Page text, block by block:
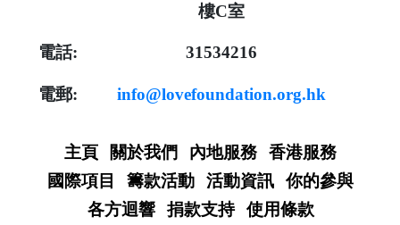
樓C室
電話: 31534216
電郵: info@lovefoundation.org.hk
主頁 關於我們 內地服務
香港服務
國際項目
籌款活動 活動資訊
你的參與
各方迴響
捐款支持 使用條款